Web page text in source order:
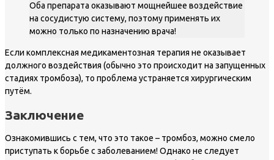
Оба препарата оказывают мощнейшее воздействие
на сосудистую систему, поэтому применять их
можно только по назначению врача!
Если комплексная медикаментозная терапия не оказывает
должного воздействия (обычно это происходит на запущенных
стадиях тромбоза), то проблема устраняется хирургическим
путём.
Заключение
Ознакомившись с тем, что это такое – тромбоз, можно смело
приступать к борьбе с заболеванием! Однако не следует